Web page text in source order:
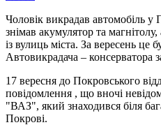
Чоловік викрадав автомобіль у
знімав акумулятор та
із вулиць міста. За вересень це
Автовикрадача – консерватора
17 вересня до Покровського
повідомлення , що вночі
"ВАЗ", який знаходився біля
Покрові.